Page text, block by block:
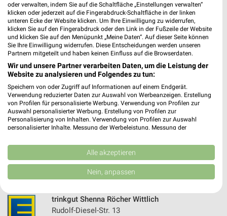
EDEKA Convenda Büchenbeuren
Im Schiffels 5
55491 Büchenbeuren
Heute 08:00 - 21:00 Uhr | Geschlossen
514,44 km • Angebote: 1 Prospekt
EDEKA Bungert Wittlich
Friedrichstraße 59
Heute 08:00 - 20:00 Uhr |
trinkgut Shenna Röcher Wittlich
Rudolf-Diesel-Str. 13
oder verwalten, indem Sie auf die Schaltfläche „Einstellungen verwalten“
klicken oder jederzeit auf die Fingerabdruck-Schaltfläche in der linken
unteren Ecke der Website klicken. Um Ihre Einwilligung zu widerrufen,
klicken Sie auf den Fingerabdruck oder den Link in der Fußzeile der Website
und klicken Sie auf den Menüpunkt „Meine Daten“. Auf dieser Seite können
Sie Ihre Einwilligung widerrufen. Diese Entscheidungen werden unseren
Partnern mitgeteilt und haben keinen Einfluss auf die Browserdaten.
Wir und unsere Partner verarbeiten Daten, um die Leistung der
Website zu analysieren und Folgendes zu tun:
Speichern von oder Zugriff auf Informationen auf einem Endgerät.
Verwendung reduzierter Daten zur Auswahl von Werbeanzeigen. Erstellung
von Profilen für personalisierte Werbung. Verwendung von Profilen zur
Auswahl personalisierter Werbung. Erstellung von Profilen zur
Personalisierung von Inhalten. Verwendung von Profilen zur Auswahl
personalisierter Inhalte. Messung der Werbeleistung. Messung der
Kombinationen von Daten aus verschiedenen Quellen. Entwicklung und
Verbesserung der Angebote. Verwendung reduzierter Daten zur Auswahl
von Inhalten.
Daten können außerhalb der Europäischen Union weitergegeben und in die
USA gesendet werden.
Website/App.
Partnerliste anzeigen (1 IAB-Anbieter)
Alle akzeptieren
Nein, anpassen